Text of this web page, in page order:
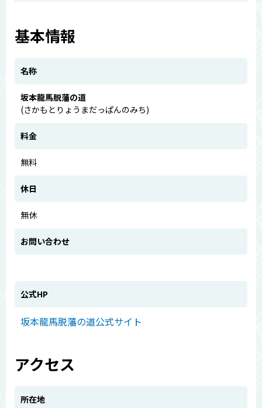
基本情報
名称
坂本龍馬脱藩の道
(さかもとりょうまだっぱんのみち)
料金
無料
休日
無休
お問い合わせ
公式HP
坂本龍馬脱藩の道公式サイト
アクセス
所在地